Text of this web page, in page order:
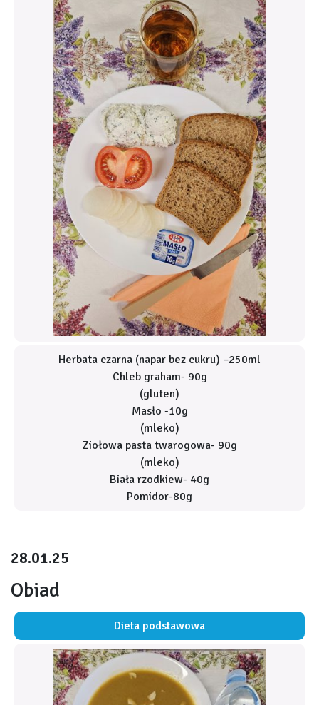
Herbata czarna (napar bez cukru) –250ml
Chleb graham- 90g
(gluten)
Masło -10g
(mleko)
Ziołowa pasta twarogowa- 90g
(mleko)
Biała rzodkiew- 40g
Pomidor-80g
28.01.25
Obiad
Dieta podstawowa